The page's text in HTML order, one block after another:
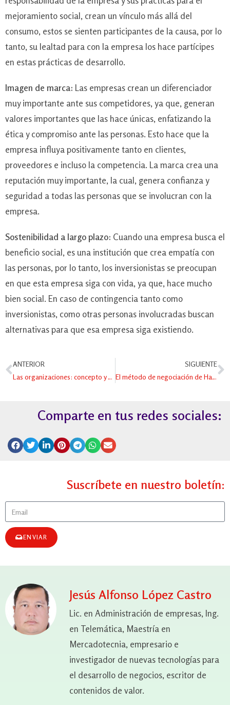
mejoramiento social, crean un vínculo más allá del
consumo, estos se sienten participantes de la causa, por lo
tanto, su lealtad para con la empresa los hace partícipes
en estas prácticas de desarrollo.
Imagen de marca: Las empresas crean un diferenciador
muy importante ante sus competidores, ya que, generan
valores importantes que las hace únicas, enfatizando la
ética y compromiso ante las personas. Esto hace que la
empresa influya positivamente tanto en clientes,
proveedores e incluso la competencia. La marca crea una
reputación muy importante, la cual, genera confianza y
seguridad a todas las personas que se involucran con la
empresa.
Sostenibilidad a largo plazo: Cuando una empresa busca el
beneficio social, es una institución que crea empatía con
las personas, por lo tanto, los inversionistas se preocupan
en que esta empresa siga con vida, ya que, hace mucho
bien social. En caso de contingencia tanto como
inversionistas, como otras personas involucradas buscan
alternativas para que esa empresa siga existiendo.
ANTERIOR
Las organizaciones: concepto y características
SIGUIENTE
El método de negociación de Harvard
Comparte en tus redes sociales:
Suscríbete en nuestro boletín:
ENVIAR
Jesús Alfonso López Castro
Lic. en Administración de empresas, Ing.
en Telemática, Maestría en
Mercadotecnia, empresario e
investigador de nuevas tecnologías para
el desarrollo de negocios, escritor de
contenidos de valor.